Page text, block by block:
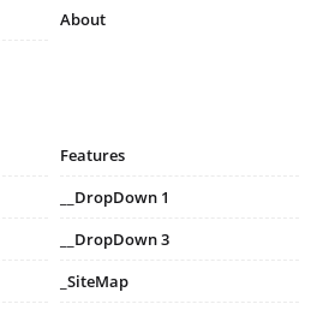
About
Features
__DropDown 1
__DropDown 3
_SiteMap